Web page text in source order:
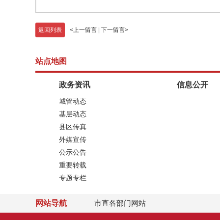
返回列表 <上一留言 下一留言>
站点地图
政务资讯
城管动态
基层动态
县区传真
外媒宣传
公示公告
重要转载
专题专栏
信息公开
网站导航 市直各部门网站